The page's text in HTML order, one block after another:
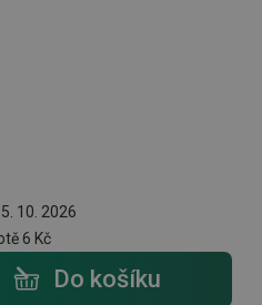
10. 2026
6 Kč
Do košíku